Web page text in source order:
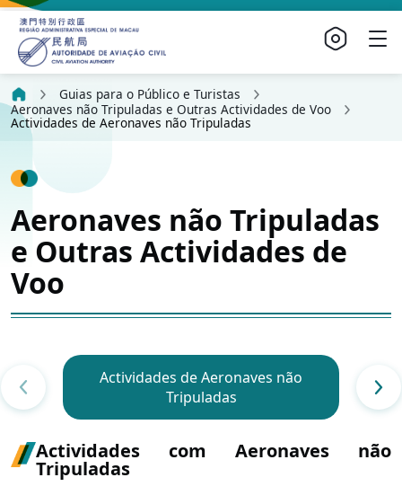
Guias para o Público e Turistas
Aeronaves não Tripuladas e Outras Actividades de Voo
Actividades de Aeronaves não Tripuladas
Aeronaves não Tripuladas
e Outras Actividades de
Voo
Actividades de Aeronaves não
Tripuladas
Actividades com Aeronaves não
Tripuladas